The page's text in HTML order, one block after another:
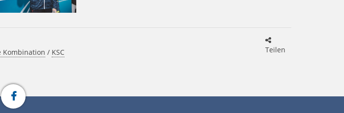
Kombination / KSC
Teilen